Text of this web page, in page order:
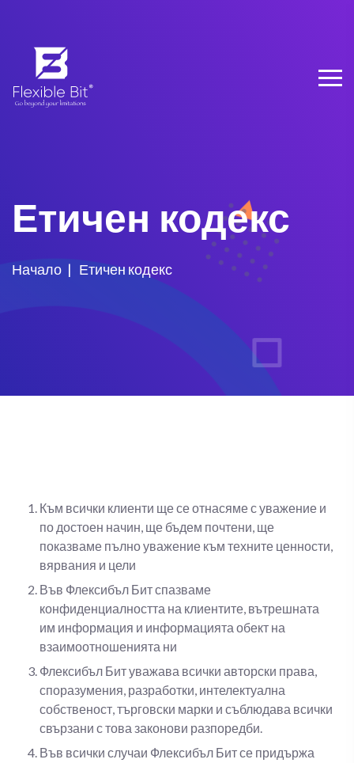
Етичен кодекс
Начало Етичен кодекс
Към всички клиенти ще се отнасяме с уважение и
по достоен начин, ще бъдем почтени, ще
показваме пълно уважение към техните ценности,
вярвания и цели
Във Флексибъл Бит спазваме
конфиденциалността на клиентите, вътрешната
им информация и информацията обект на
взаимоотношенията ни
Флексибъл Бит уважава всички авторски права,
споразумения, разработки, интелектуална
собственост, търговски марки и съблюдава всички
свързани с това законови разпоредби.
Във всички случаи Флексибъл Бит се придържа